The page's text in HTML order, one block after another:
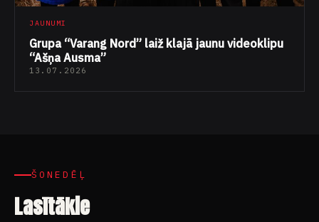
JAUNUMI
Grupa “Varang Nord” laiž klajā jaunu videoklipu
“Ašņa Ausma”
13.07.2026
ŠONEDĒĻ
Lasītākie